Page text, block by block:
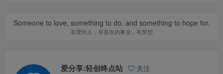
Someone to love, something to do, and something to hope for.
有爱的人，有喜欢的事业，有梦想
爱分享:轻创终点站 关注